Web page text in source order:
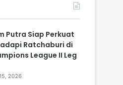
Putra Siap Perkuat
Ratchaburi di
League II Leg
2026